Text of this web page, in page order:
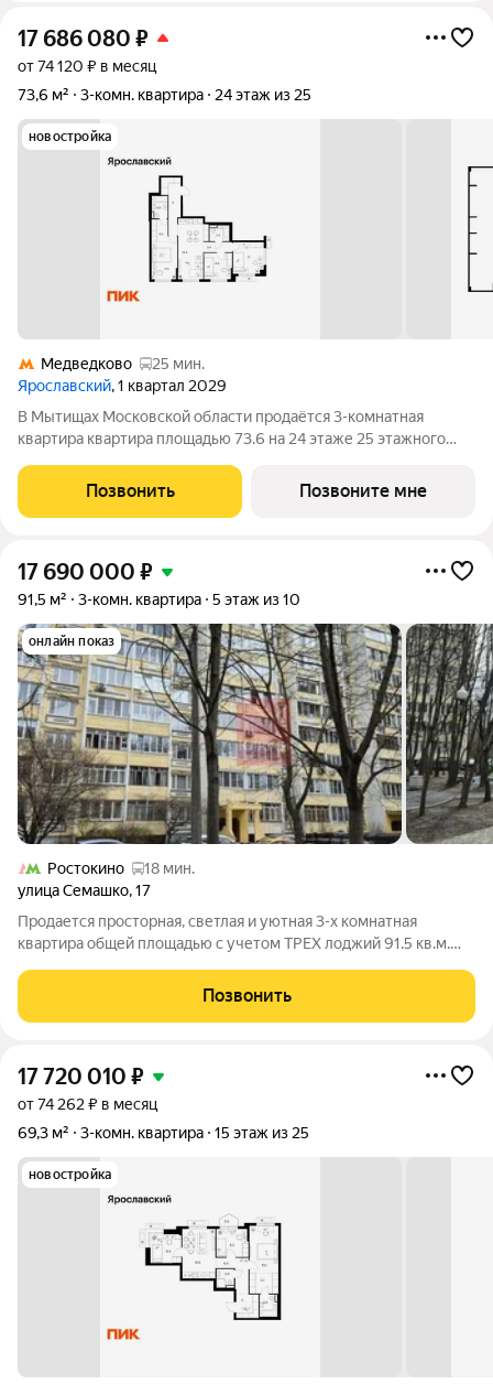
17 686 080 ₽
от 74 120 ₽ в месяц
73,6 м²
3-комн. квартира 24 этаж из 25
новостройка
Медведково
25 мин.
Ярославский, 1 квартал 2029
В Мытищах Московской области продаётся 3-комнатная
квартира квартира площадью 73.6 на 24 этаже 25 этажного
Удобное расположение 15 минут на общественном транспорте
до платформы Мытищи и 20
Позвонить Позвоните мне
17 690 000 ₽
91,5 м² 3-комн. квартира 5 этаж из 10
онлайн показ
Ростокино
18 мин.
улица Семашко,17
Продается просторная, светлая и уютная 3-х комнатная
квартира общей площадью с учетом ТРЕХ лоджий 91.5 кв.м.
монолитном доме построенному по индивидуальному
проекту. Квартира с эргономичной
Позвонить
17 720 010 ₽
от 74 262 ₽ в месяц
69,3 м²
3-комн. квартира 15 этаж из 25
новостройка